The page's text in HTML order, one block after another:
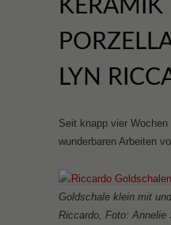
LYN
Seit knapp vier
wunderbaren Arbeiten
Goldschale klein mit
Riccardo, Foto: Annelie